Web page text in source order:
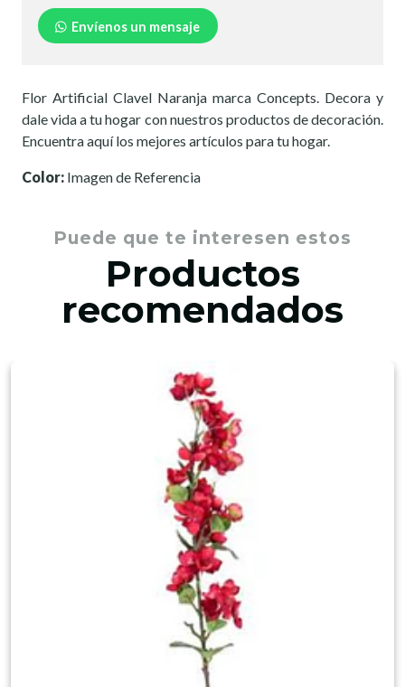
Envíenos un mensaje
Flor Artificial Clavel Naranja marca Concepts. Decora y
dale vida a tu hogar con nuestros productos de decoración.
Encuentra aquí los mejores artículos para tu hogar.
Color: Imagen de Referencia
Puede que te interesen estos
Productos
recomendados